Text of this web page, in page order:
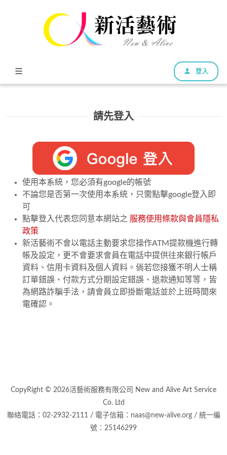
登入
請先登入
使用本系統，您必須有google的帳號
不論您是否第一次使用本系統，只需點擊google登入即
可
點擊登入代表您同意本網站之 服務使用條款與會員隱私
政策
新活藝術不會以電話主動要求您操作ATM提款機進行轉
帳及設定，更不會要求會員在電話中提供往來銀行帳戶
資料、信用卡資料及個人資料。倘若您接獲不明人士稱
訂單錯誤、付款方式分期設定錯誤、退款通知等等，皆
為網路詐騙手法，請會員立即掛斷電話並於上班時間來
電確認。
CopyRight © 2026活藝術服務有限公司 New and Alive Art Service
Co. Ltd
聯絡電話：02-2932-2111 / 電子信箱：naas@new-alive.org / 統一編
號：25146299